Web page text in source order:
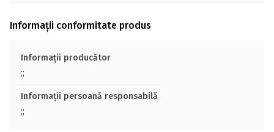
Informații conformitate produs
Informații producător
;;
Informații persoană responsabilă
;;